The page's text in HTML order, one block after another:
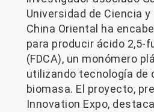
Universidad de Ciencia
China Oriental ha
para producir ácido 2,5-
(FDCA), un monómero
utilizando tecnología de
biomasa. El proyecto,
Innovation Expo,